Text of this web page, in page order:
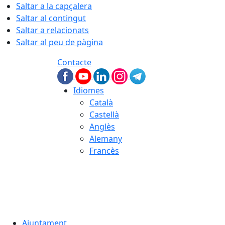
Saltar a la capçalera
Saltar al contingut
Saltar a relacionats
Saltar al peu de pàgina
Contacte
Idiomes
Català
Castellà
Anglès
Alemany
Francès